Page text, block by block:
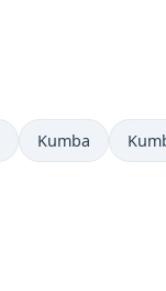
Kumba